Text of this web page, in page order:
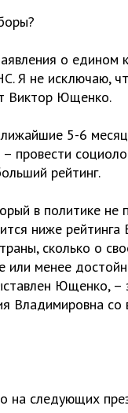
о едином
Я не исключаю,
Виктор Ющенко.
5-6
рейтинг.
в политике не
ниже
сколько о
менее
Ющенко,
Владимировна со
следующих